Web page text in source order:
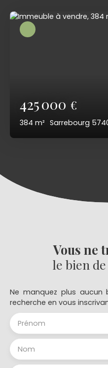
425 000 €
384 m² Sarrebourg
Vous ne
le bien
Ne manquez plus aucun
recherche en vous
Prénom
Nom